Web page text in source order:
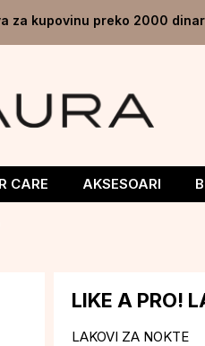
za kupovinu preko 2000
CARE AKSESOARI
LIKE A PRO!
LAKOVI ZA NOKTE